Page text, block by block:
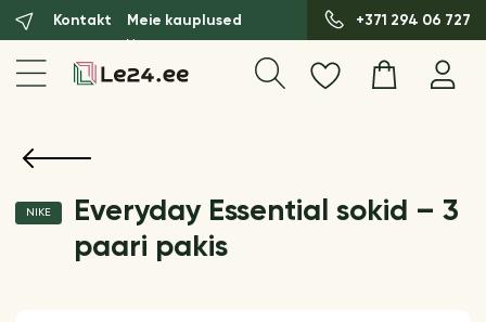
Kontakt Meie kauplused +371 294 06 727
NIKE
Everyday Essential sokid – 3
paari pakis